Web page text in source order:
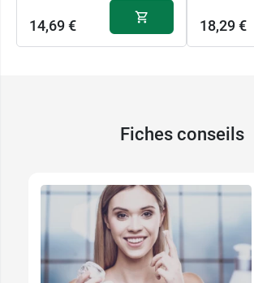
14,69 € 18,29 €
Fiches conseils